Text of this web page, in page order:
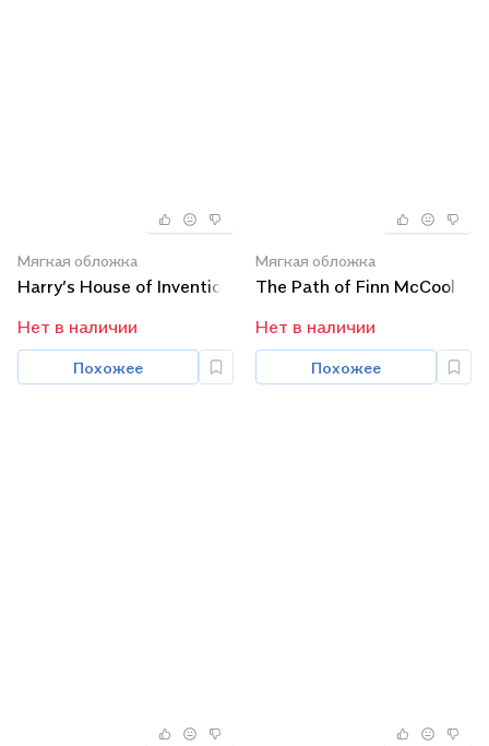
Мягкая обложка
Harry’s House of Invention
Нет в наличии
Похожее
Мягкая обложка
The Path of Finn McCool
Нет в наличии
Похожее